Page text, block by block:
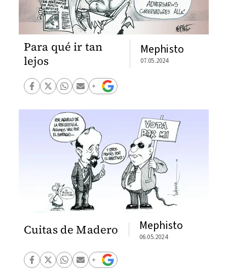
Para qué ir tan
lejos
Mephisto
07.05.2024
Cuitas de Madero Mephisto
06.05.2024